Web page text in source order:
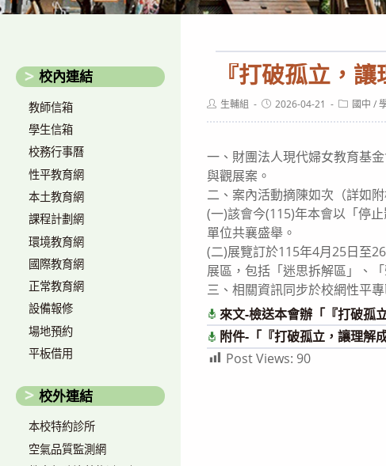
『打破孤立，
Post生輔組
Post2026-04-21
Post國中 /
一、財團法人現代婦女教育基
與觀展案。
二、案內活動摘陳如次（詳如
(一)該會今(115)年本會以「停
單位共襄盛舉。
(二)展覽訂於115年4月25日至
展區，包括「迷思拆解區」、
三、相關資訊同步於校網性平專
來文-檢送本會辦「『打破孤
附件-「『打破孤立，讓理解
Post Views: 90
校內連結
教師信箱
學生信箱
校務行事曆
性平教育網
本土教育網
課程計劃網
環境教育網
國際教育網
正常教育網
設備報修
場地預約
平板借用
校外連結
本校特約診所
空氣品質監測網